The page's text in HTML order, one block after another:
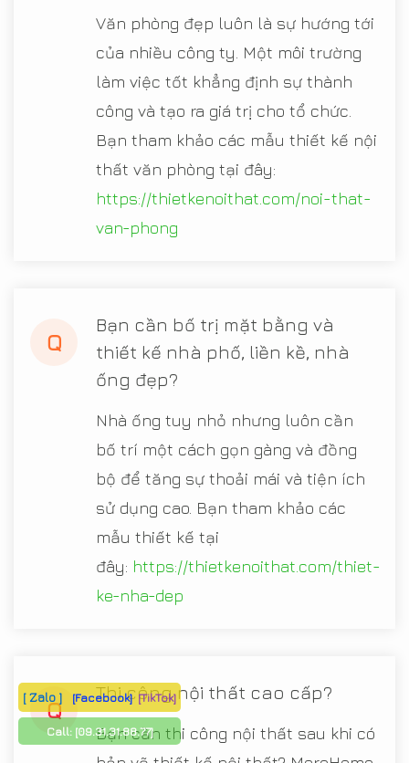
Văn phòng đẹp luôn là sự hướng tới
của nhiều công ty. Một môi trường
làm việc tốt khẳng định sự thành
công và tạo ra giá trị cho tổ chức.
Bạn tham khảo các mẫu thiết kế nội
thất văn phòng tại đây:
https://thietkenoithat.com/noi-that-
van-phong
Q
Bạn cần bố trị mặt bằng và
thiết kế nhà phố, liền kề, nhà
ống đẹp?
Nhà ống tuy nhỏ nhưng luôn cần
bố trí một cách gọn gàng và đồng
bộ để tăng sự thoải mái và tiện ích
sử dụng cao. Bạn tham khảo các
mẫu thiết kế tại
đây: https://thietkenoithat.com/thiet-
ke-nha-dep
Q
Thi công nội thất cao cấp?
Bạn cần thi công nội thất sau khi có
[ Zalo ] [Facebook] [TikTok]
Call: [09.31.31.88.77]